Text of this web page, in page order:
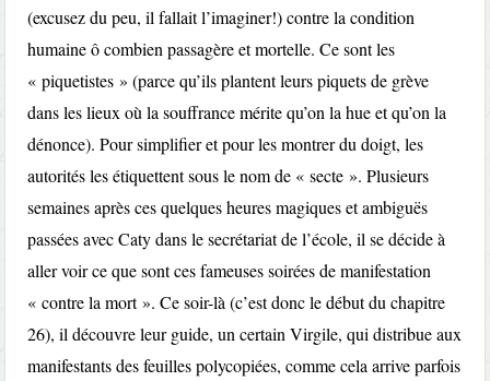
(excusez du peu, il fallait l’imaginer!) contre la condition
humaine ô combien passagère et mortelle. Ce sont les
« piquetistes » (parce qu’ils plantent leurs piquets de grève
dans les lieux où la souffrance mérite qu’on la hue et qu’on la
dénonce). Pour simplifier et pour les montrer du doigt, les
autorités les étiquettent sous le nom de « secte ». Plusieurs
semaines après ces quelques heures magiques et ambiguës
passées avec Caty dans le secrétariat de l’école, il se décide à
aller voir ce que sont ces fameuses soirées de manifestation
« contre la mort ». Ce soir-là (c’est donc le début du chapitre
26), il découvre leur guide, un certain Virgile, qui distribue aux
manifestants des feuilles polycopiées, comme cela arrive parfois